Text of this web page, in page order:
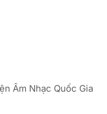
Âm Nhạc Quốc Gia